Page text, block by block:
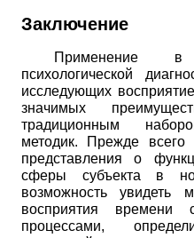
Заключение
Применение в
психологической
исследующих
значимых
традиционным
методик. Прежде всего
представления о
сферы субъекта в
возможность увидеть
восприятия времени
процессами,